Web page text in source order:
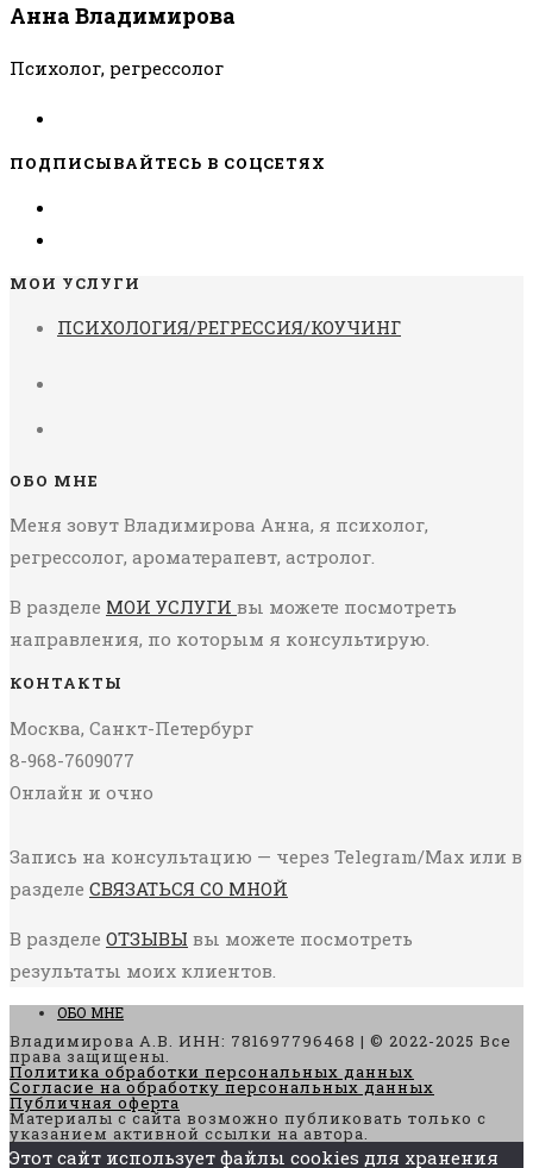
Анна Владимирова
Психолог, регрессолог
ПОДПИСЫВАЙТЕСЬ В СОЦСЕТЯХ
МОИ УСЛУГИ
ПСИХОЛОГИЯ/РЕГРЕССИЯ/КОУЧИНГ
ОБО МНЕ
Меня зовут Владимирова Анна, я психолог,
регрессолог, ароматерапевт, астролог.
В разделе МОИ УСЛУГИ вы можете посмотреть
направления, по которым я консультирую.
КОНТАКТЫ
Москва, Санкт-Петербург
8-968-7609077
Онлайн и очно
Запись на консультацию — через Telegram/Max или в
разделе СВЯЗАТЬСЯ СО МНОЙ
В разделе ОТЗЫВЫ вы можете посмотреть
результаты моих клиентов.
ОБО МНЕ
Владимирова А.В. ИНН: 781697796468 | © 2022-2025 Все
права защищены.
Политика обработки персональных данных
Согласие на обработку персональных данных
Публичная оферта
Материалы с сайта возможно публиковать только с
указанием активной ссылки на автора.
Этот сайт использует файлы cookies для хранения